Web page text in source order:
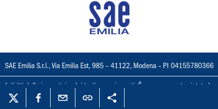
SAE Emilia S.r.l., Via Emilia Est, 985 – 41122, Modena – PI 04155780366
I diritti delle immagini e dei testi sono riservati. È espressamente vietata la
loro riproduzione con qualsiasi mezzo e l'adattamento totale o parziale.